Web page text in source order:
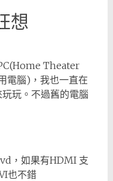
想
Theater
電腦)，我也一直在
玩。不過舊的電腦
，如果有HDMI 支
也不錯